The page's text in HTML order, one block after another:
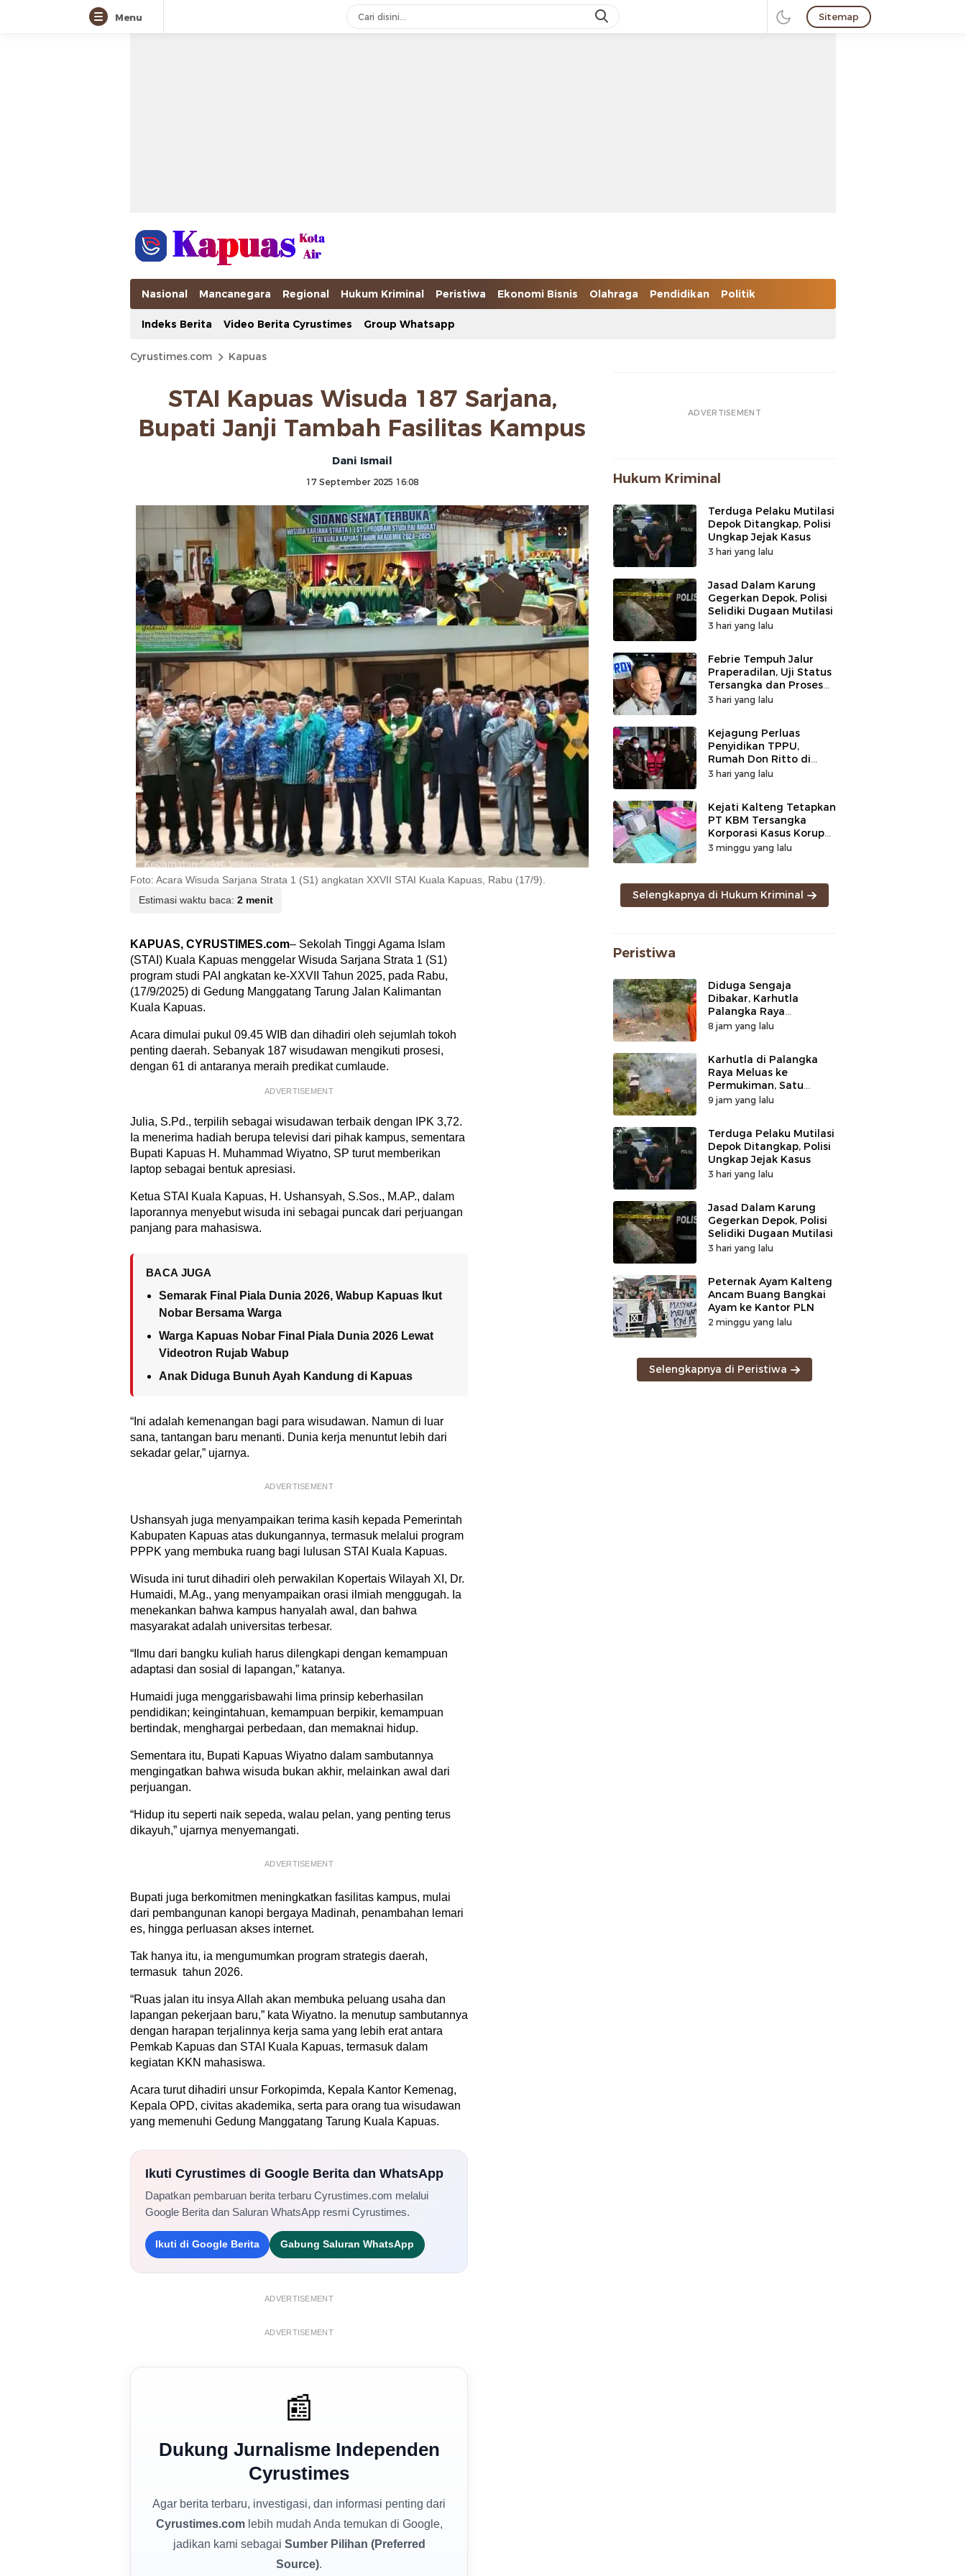
Menu Sitemap
Nasional Mancanegara Regional Hukum Kriminal Peristiwa Ekonomi Bisnis Olahraga Pendidikan Politik
Indeks Berita Video Berita Cyrustimes Group Whatsapp
Cyrustimes.com Kapuas
STAI Kapuas Wisuda 187 Sarjana,
Bupati Janji Tambah Fasilitas Kampus
Dani Ismail
17 September 2025 16:08
Foto: Acara Wisuda Sarjana Strata 1 (S1) angkatan XXVII STAI Kuala Kapuas, Rabu (17/9).
Estimasi waktu baca: 2 menit
KAPUAS, CYRUSTIMES.com– Sekolah Tinggi Agama Islam
(STAI) Kuala Kapuas menggelar Wisuda Sarjana Strata 1 (S1)
program studi PAI angkatan ke-XXVII Tahun 2025, pada Rabu,
(17/9/2025) di Gedung Manggatang Tarung Jalan Kalimantan
Kuala Kapuas.
Acara dimulai pukul 09.45 WIB dan dihadiri oleh sejumlah tokoh
penting daerah. Sebanyak 187 wisudawan mengikuti prosesi,
dengan 61 di antaranya meraih predikat cumlaude.
ADVERTISEMENT
Julia, S.Pd., terpilih sebagai wisudawan terbaik dengan IPK 3,72.
Ia menerima hadiah berupa televisi dari pihak kampus, sementara
Bupati Kapuas H. Muhammad Wiyatno, SP turut memberikan
laptop sebagai bentuk apresiasi.
Ketua STAI Kuala Kapuas, H. Ushansyah, S.Sos., M.AP., dalam
laporannya menyebut wisuda ini sebagai puncak dari perjuangan
panjang para mahasiswa.
BACA JUGA
Semarak Final Piala Dunia 2026, Wabup Kapuas Ikut
Nobar Bersama Warga
Warga Kapuas Nobar Final Piala Dunia 2026 Lewat
Videotron Rujab Wabup
Anak Diduga Bunuh Ayah Kandung di Kapuas
“Ini adalah kemenangan bagi para wisudawan. Namun di luar
sana, tantangan baru menanti. Dunia kerja menuntut lebih dari
sekadar gelar,” ujarnya.
ADVERTISEMENT
Ushansyah juga menyampaikan terima kasih kepada Pemerintah
Kabupaten Kapuas atas dukungannya, termasuk melalui program
PPPK yang membuka ruang bagi lulusan STAI Kuala Kapuas.
Wisuda ini turut dihadiri oleh perwakilan Kopertais Wilayah XI, Dr.
Humaidi, M.Ag., yang menyampaikan orasi ilmiah menggugah. Ia
menekankan bahwa kampus hanyalah awal, dan bahwa
masyarakat adalah universitas terbesar.
“Ilmu dari bangku kuliah harus dilengkapi dengan kemampuan
adaptasi dan sosial di lapangan,” katanya.
Humaidi juga menggarisbawahi lima prinsip keberhasilan
pendidikan; keingintahuan, kemampuan berpikir, kemampuan
bertindak, menghargai perbedaan, dan memaknai hidup.
Sementara itu, Bupati Kapuas Wiyatno dalam sambutannya
mengingatkan bahwa wisuda bukan akhir, melainkan awal dari
perjuangan.
“Hidup itu seperti naik sepeda, walau pelan, yang penting terus
dikayuh,” ujarnya menyemangati.
ADVERTISEMENT
Bupati juga berkomitmen meningkatkan fasilitas kampus, mulai
dari pembangunan kanopi bergaya Madinah, penambahan lemari
es, hingga perluasan akses internet.
Tak hanya itu, ia mengumumkan program strategis daerah,
termasuk tahun 2026.
“Ruas jalan itu insya Allah akan membuka peluang usaha dan
lapangan pekerjaan baru,” kata Wiyatno. Ia menutup sambutannya
dengan harapan terjalinnya kerja sama yang lebih erat antara
Pemkab Kapuas dan STAI Kuala Kapuas, termasuk dalam
kegiatan KKN mahasiswa.
Acara turut dihadiri unsur Forkopimda, Kepala Kantor Kemenag,
Kepala OPD, civitas akademika, serta para orang tua wisudawan
yang memenuhi Gedung Manggatang Tarung Kuala Kapuas.
Ikuti Cyrustimes di Google Berita dan WhatsApp
Dapatkan pembaruan berita terbaru Cyrustimes.com melalui
Google Berita dan Saluran WhatsApp resmi Cyrustimes.
Ikuti di Google Berita Gabung Saluran WhatsApp
ADVERTISEMENT
ADVERTISEMENT
📰
Dukung Jurnalisme Independen
Cyrustimes
Agar berita terbaru, investigasi, dan informasi penting dari
Cyrustimes.comlebih mudah Anda temukan di Google,
jadikan kami sebagai Sumber Pilihan (Preferred
Source).
ADVERTISEMENT
Hukum Kriminal
Terduga Pelaku Mutilasi
Depok Ditangkap, Polisi
Ungkap Jejak Kasus
3 hari yang lalu
Jasad Dalam Karung
Gegerkan Depok, Polisi
Selidiki Dugaan Mutilasi
3 hari yang lalu
Febrie Tempuh Jalur
Praperadilan, Uji Status
Tersangka dan Proses
Penyidikan
3 hari yang lalu
Kejagung Perluas
Penyidikan TPPU,
Rumah Don Ritto di
Bandung Digeledah
3 hari yang lalu
Kejati Kalteng Tetapkan
PT KBM Tersangka
Korporasi Kasus Korupsi
Zirkon Rp242 Miliar
3 minggu yang lalu
Selengkapnya di Hukum Kriminal
Peristiwa
Diduga Sengaja
Dibakar, Karhutla
Palangka Raya
Tinggalkan Karet Ban
8 jam yang lalu
Karhutla di Palangka
Raya Meluas ke
Permukiman, Satu
Rumah di Jalan Kalibata
9 jam yang lalu
Terduga Pelaku Mutilasi
Depok Ditangkap, Polisi
Ungkap Jejak Kasus
3 hari yang lalu
Jasad Dalam Karung
Gegerkan Depok, Polisi
Selidiki Dugaan Mutilasi
3 hari yang lalu
Peternak Ayam Kalteng
Ancam Buang Bangkai
Ayam ke Kantor PLN
2 minggu yang lalu
Selengkapnya di Peristiwa